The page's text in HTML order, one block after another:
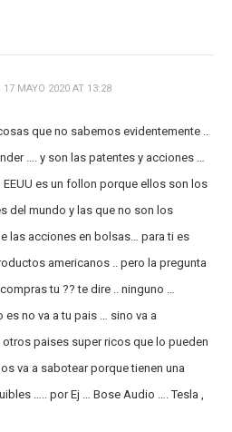
17 MAYO 2020 AT 13:28
que no sabemos evidentemente ..
…. y son las patentes y acciones …
es un follon porque ellos son los
del mundo y las que no son los
las acciones en bolsas… para ti es
americanos .. pero la pregunta
tu ?? te dire .. ninguno …
no va a tu pais … sino va a
otros paises super ricos que lo pueden
va a sabotear porque tienen una
….. por Ej … Bose Audio …. Tesla ,